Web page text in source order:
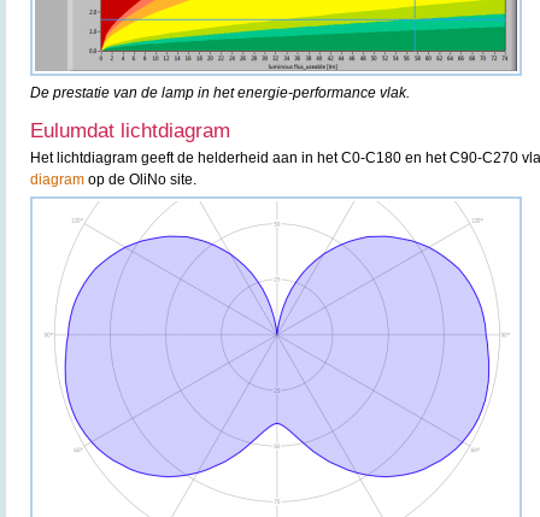
De prestatie van de lamp in het energie-performance vlak.
Eulumdat lichtdiagram
Het lichtdiagram geeft de helderheid aan in het C0-C180 en het C90-C270
diagram op de OliNo site.